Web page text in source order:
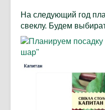
На следующий год
свеклу. Будем